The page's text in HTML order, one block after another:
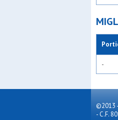
-
©2013
- C.F.